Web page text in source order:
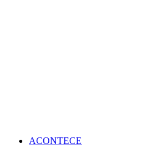
ACONTECE